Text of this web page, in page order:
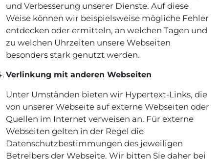
und Verbesserung unserer Dienste. Auf diese
Weise können wir beispielsweise mögliche Fehler
entdecken oder ermitteln, an welchen Tagen und
zu welchen Uhrzeiten unsere Webseiten
besonders stark genutzt werden.
Verlinkung mit anderen Webseiten
Unter Umständen bieten wir Hypertext-Links, die
von unserer Webseite auf externe Webseiten oder
Quellen im Internet verweisen an. Für externe
Webseiten gelten in der Regel die
Datenschutzbestimmungen des jeweiligen
Betreibers der Webseite. Wir bitten Sie daher bei